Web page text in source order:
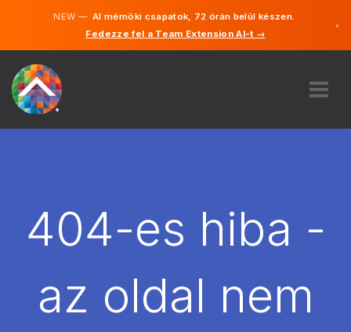
NEW —AI mérnöki csapatok, 72 órán belül készen.
Fedezze fel a Team Extension AI-t →
×
BÉREL
404-es hiba -
az oldal nem